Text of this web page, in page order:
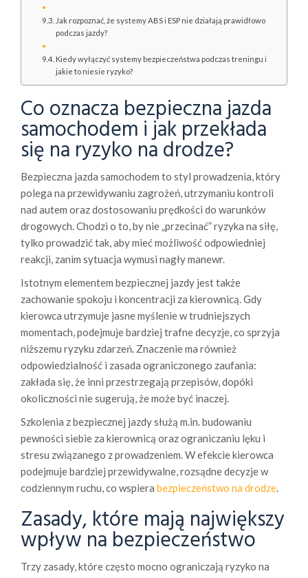
Jak rozpoznać, że systemy ABS i ESP nie działają prawidłowo
podczas jazdy?
Kiedy wyłączyć systemy bezpieczeństwa podczas treningu i
jakie to niesie ryzyko?
Co oznacza bezpieczna jazda
samochodem i jak przekłada
się na ryzyko na drodze?
Bezpieczna jazda samochodem to styl prowadzenia, który
polega na przewidywaniu zagrożeń, utrzymaniu kontroli
nad autem oraz dostosowaniu prędkości do warunków
drogowych. Chodzi o to, by nie „przecinać” ryzyka na siłę,
tylko prowadzić tak, aby mieć możliwość odpowiedniej
reakcji, zanim sytuacja wymusi nagły manewr.
Istotnym elementem bezpiecznej jazdy jest także
zachowanie spokoju i koncentracji za kierownicą. Gdy
kierowca utrzymuje jasne myślenie w trudniejszych
momentach, podejmuje bardziej trafne decyzje, co sprzyja
niższemu ryzyku zdarzeń. Znaczenie ma również
odpowiedzialność i zasada ograniczonego zaufania:
zakłada się, że inni przestrzegają przepisów, dopóki
okoliczności nie sugerują, że może być inaczej.
Szkolenia z bezpiecznej jazdy służą m.in. budowaniu
pewności siebie za kierownicą oraz ograniczaniu lęku i
stresu związanego z prowadzeniem. W efekcie kierowca
podejmuje bardziej przewidywalne, rozsądne decyzje w
codziennym ruchu, co wspiera bezpieczeństwo na drodze.
Zasady, które mają największy
wpływ na bezpieczeństwo
Trzy zasady, które często mocno ograniczają ryzyko na